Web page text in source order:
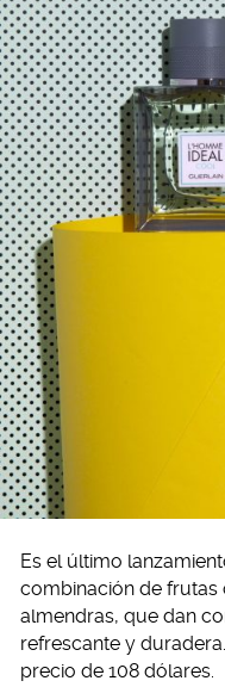
Es el último
combinación de frutas
almendras, que dan
refrescante y
precio de 108 dólares.